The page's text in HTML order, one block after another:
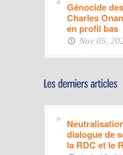
Génocide
Charles
en profil bas
Nov 05,
dialogue de
la RDC et le